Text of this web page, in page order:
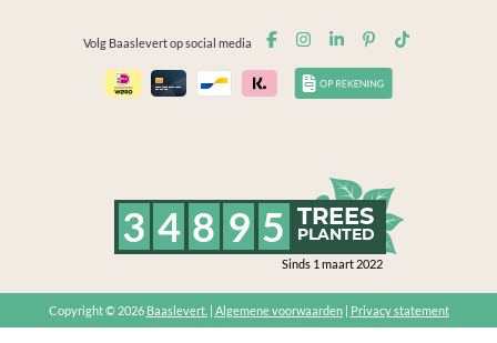
Volg Baaslevert op social media
3 4 8 9 5 TREES
PLANTED
Sinds 1 maart 2022
Copyright © 2026 Baaslevert. | Algemene voorwaarden| Privacy statement